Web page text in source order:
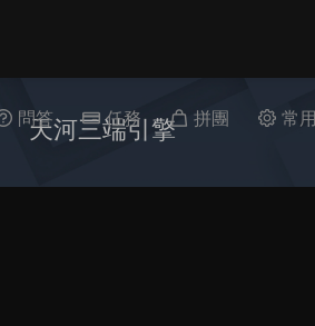
問答 任務 拼團 常
天河三端引擎